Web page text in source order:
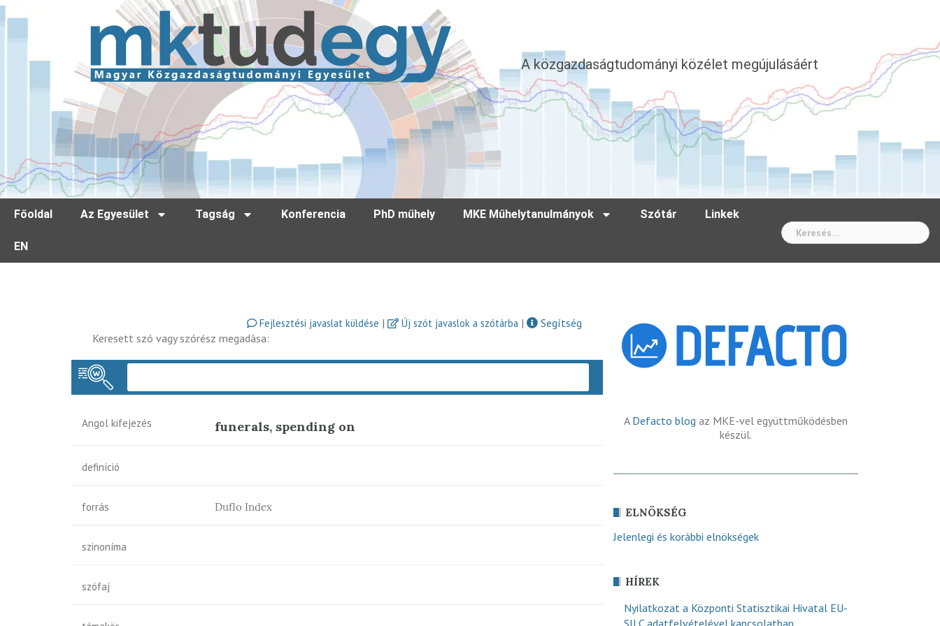
A közgazdaságtudományi közélet megújulásáért
Főoldal Az Egyesület Tagság Konferencia PhD műhely MKE Műhelytanulmányok Szótár Linkek
EN
Fejlesztési javaslat küldése | Új szót javaslok a szótárba |
Segítség
Keresett szó vagy szórész megadása:
Angol kifejezés funerals, spending on
definíció
forrás Duflo Index
szinoníma
szófaj
A Defacto blog az MKE-vel együttműködésben
készül.
ELNÖKSÉG
Jelenlegi és korábbi elnökségek
HÍREK
Nyilatkozat a Központi Statisztikai Hivatal EU-
SILC adatfelvételével kapcsolatban